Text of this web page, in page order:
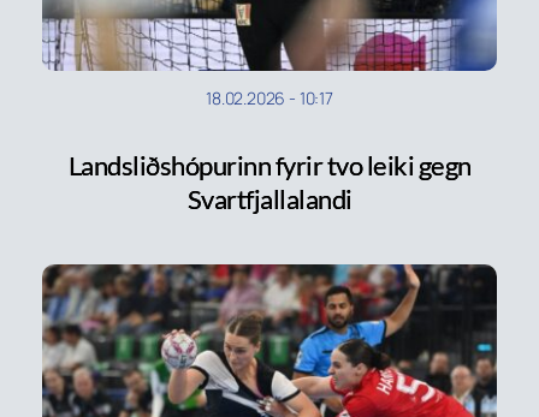
18.02.2026 - 10:17
Landsliðshópurinn fyrir tvo leiki gegn
Svartfjallalandi